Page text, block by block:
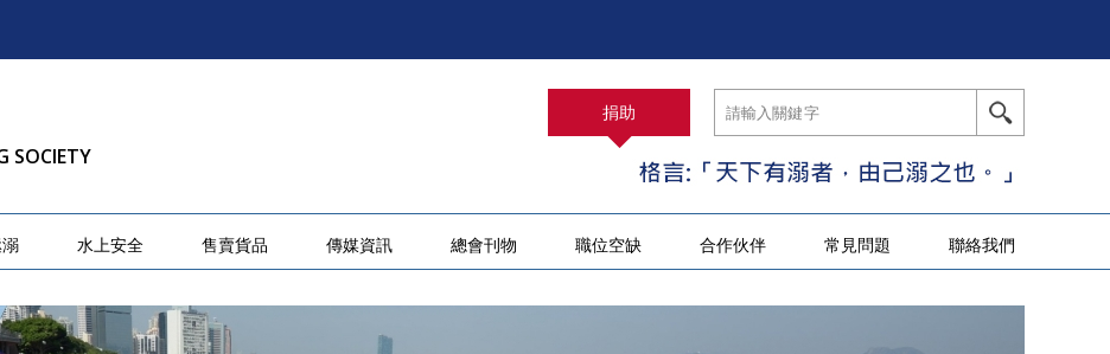
SOCIETY
捐助
水上安全 售賣貨品 傳媒資訊 總會刊物 職位空缺 合作伙伴 常見問題 聯絡我們